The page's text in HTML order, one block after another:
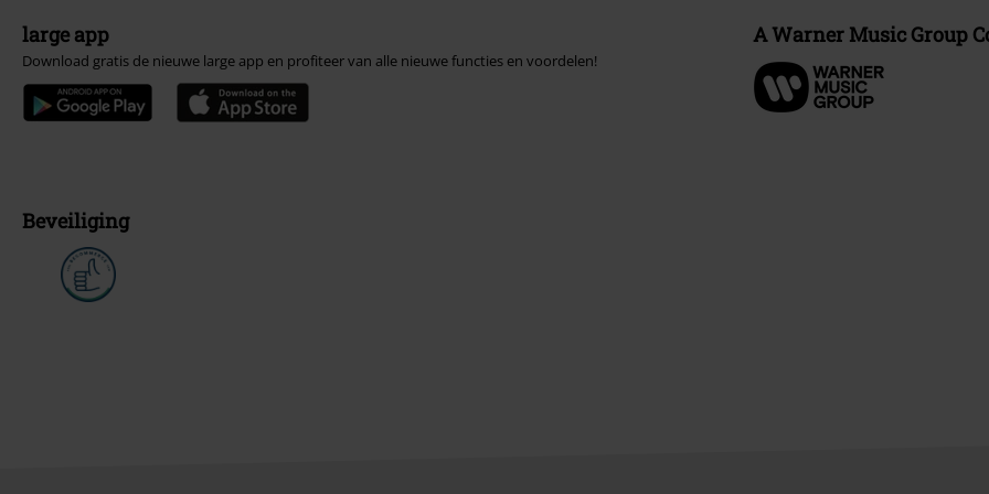
large app
Download gratis de nieuwe large app en profiteer van alle nieuwe functies en voordelen!
A Warner Music Group
Beveiliging